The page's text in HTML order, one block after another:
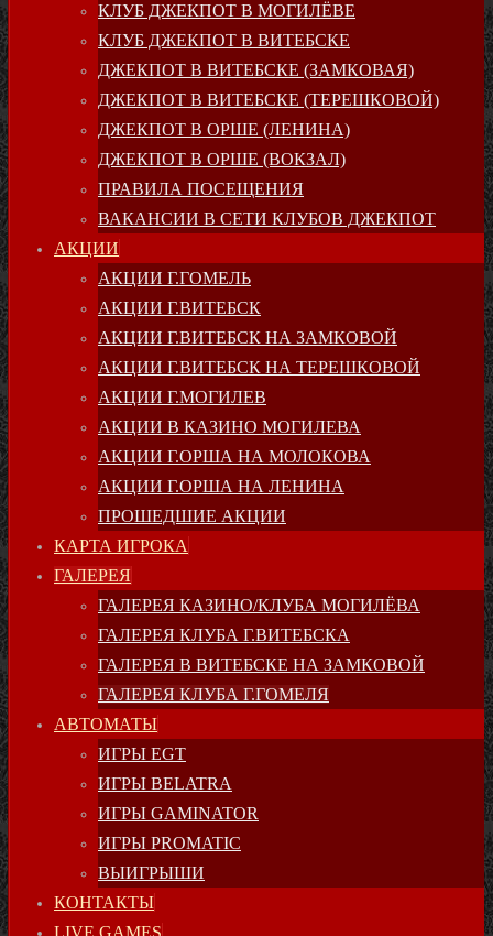
КЛУБ ДЖЕКПОТ В МОГИЛЁВЕ
КЛУБ ДЖЕКПОТ В ВИТЕБСКЕ
ДЖЕКПОТ В ВИТЕБСКЕ (ЗАМКОВАЯ)
ДЖЕКПОТ В ВИТЕБСКЕ (ТЕРЕШКОВОЙ)
ДЖЕКПОТ В ОРШЕ (ЛЕНИНА)
ДЖЕКПОТ В ОРШЕ (ВОКЗАЛ)
ПРАВИЛА ПОСЕЩЕНИЯ
ВАКАНСИИ В СЕТИ КЛУБОВ ДЖЕКПОТ
АКЦИИ
АКЦИИ Г.ГОМЕЛЬ
АКЦИИ Г.ВИТЕБСК
АКЦИИ Г.ВИТЕБСК НА ЗАМКОВОЙ
АКЦИИ Г.ВИТЕБСК НА ТЕРЕШКОВОЙ
АКЦИИ Г.МОГИЛЕВ
АКЦИИ В КАЗИНО МОГИЛЕВА
АКЦИИ Г.ОРША НА МОЛОКОВА
АКЦИИ Г.ОРША НА ЛЕНИНА
ПРОШЕДШИЕ АКЦИИ
КАРТА ИГРОКА
ГАЛЕРЕЯ
ГАЛЕРЕЯ КАЗИНО/КЛУБА МОГИЛЁВА
ГАЛЕРЕЯ КЛУБА Г.ВИТЕБСКА
ГАЛЕРЕЯ В ВИТЕБСКЕ НА ЗАМКОВОЙ
ГАЛЕРЕЯ КЛУБА Г.ГОМЕЛЯ
АВТОМАТЫ
ИГРЫ EGT
ИГРЫ BELATRA
ИГРЫ GAMINATOR
ИГРЫ PROMATIC
ВЫИГРЫШИ
КОНТАКТЫ
LIVE GAMES